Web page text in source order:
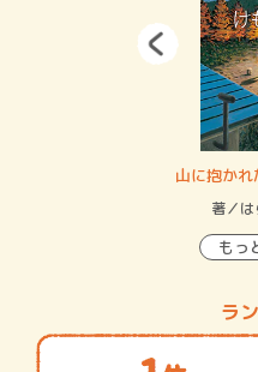
山に抱か
著／
もっ
ラ